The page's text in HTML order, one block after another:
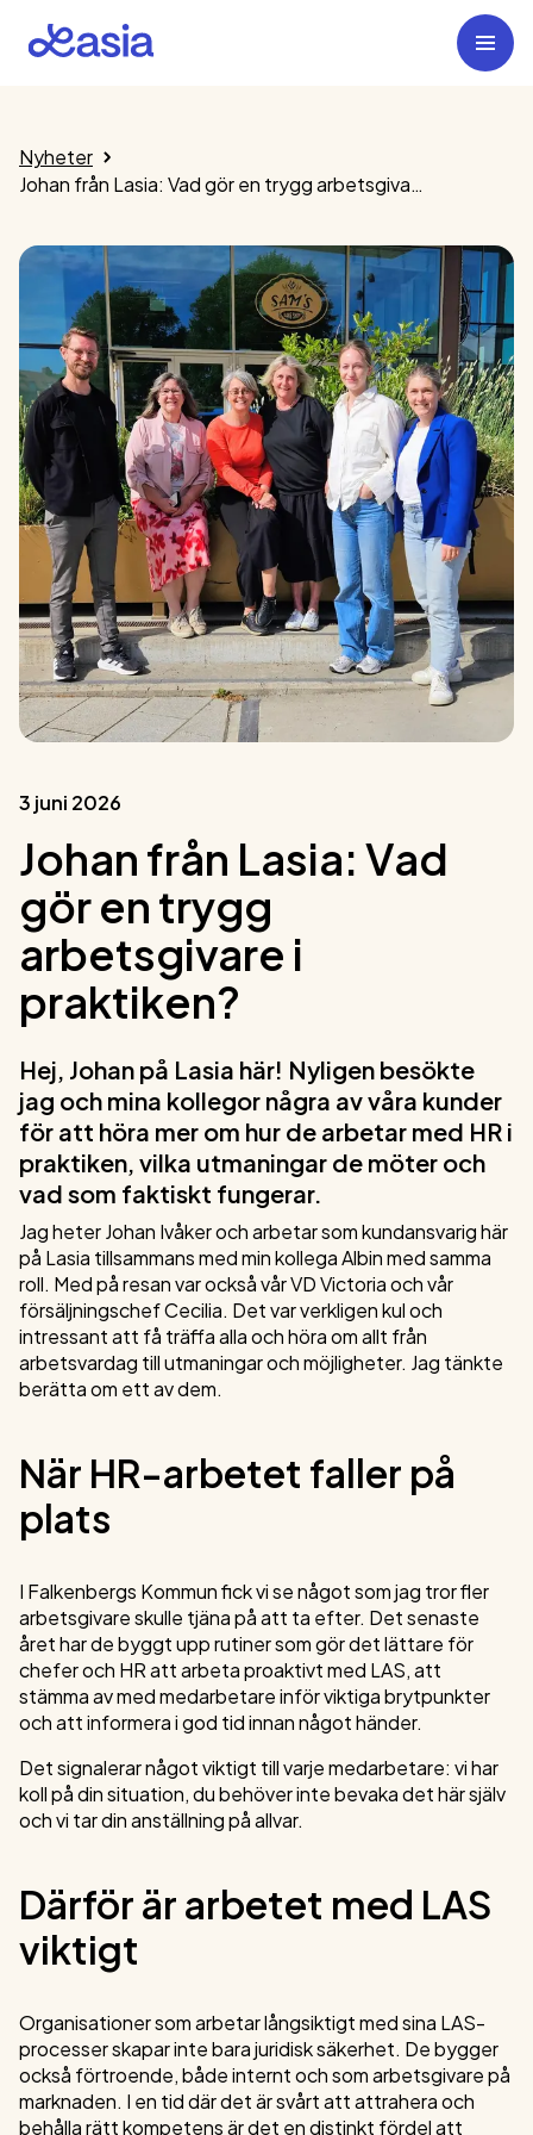
Nyheter
Johan från Lasia: Vad gör en trygg arbetsgivare i praktiken?
3 juni 2026
Johan från Lasia: Vad
gör en trygg
arbetsgivare i
praktiken?
Hej, Johan på Lasia här! Nyligen besökte
jag och mina kollegor några av våra kunder
för att höra mer om hur de arbetar med HR i
praktiken, vilka utmaningar de möter och
vad som faktiskt fungerar.
Jag heter Johan Ivåker och arbetar som kundansvarig här
på Lasia tillsammans med min kollega Albin med samma
roll. Med på resan var också vår VD Victoria och vår
försäljningschef Cecilia. Det var verkligen kul och
intressant att få träffa alla och höra om allt från
arbetsvardag till utmaningar och möjligheter. Jag tänkte
berätta om ett av dem.
När HR-arbetet faller på
plats
I Falkenbergs Kommun fick vi se något som jag tror fler
arbetsgivare skulle tjäna på att ta efter. Det senaste
året har de byggt upp rutiner som gör det lättare för
chefer och HR att arbeta proaktivt med LAS, att
stämma av med medarbetare inför viktiga brytpunkter
och att informera i god tid innan något händer.
Det signalerar något viktigt till varje medarbetare: vi har
koll på din situation, du behöver inte bevaka det här själv
och vi tar din anställning på allvar.
Därför är arbetet med LAS
viktigt
Organisationer som arbetar långsiktigt med sina LAS-
processer skapar inte bara juridisk säkerhet. De bygger
också förtroende, både internt och som arbetsgivare på
marknaden. I en tid där det är svårt att attrahera och
behålla rätt kompetens är det en distinkt fördel att